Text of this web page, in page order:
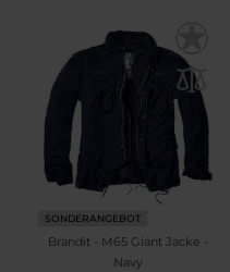
SONDERANGEBOT
Brandit - M65 Giant Jacke -
Navy